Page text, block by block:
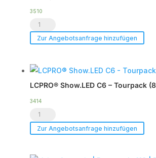
3510
Voice
Acoustic
HDSP-
6DA
|
DSP
Endstufe
Case
Zur Angebotsanfrage hinzufügen
LCPRO® Show.LED C6 – Tourpack
3414
LCPRO®
Show.LED
-
Zur Angebotsanfrage hinzufügen